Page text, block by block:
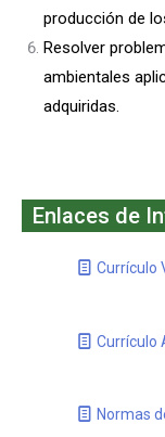
producción de
Resolver
ambientales
adquiridas.
Enlaces de
Currículo
Currículo
Normas